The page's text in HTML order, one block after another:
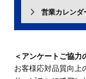
営業カレン
＜アンケートご協力
お客様応対品質向上